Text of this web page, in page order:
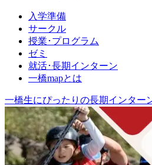
入学準備
サークル
授業･プログラム
ゼミ
就活･長期インターン
一橋mapとは
一橋生にぴったりの長期インター